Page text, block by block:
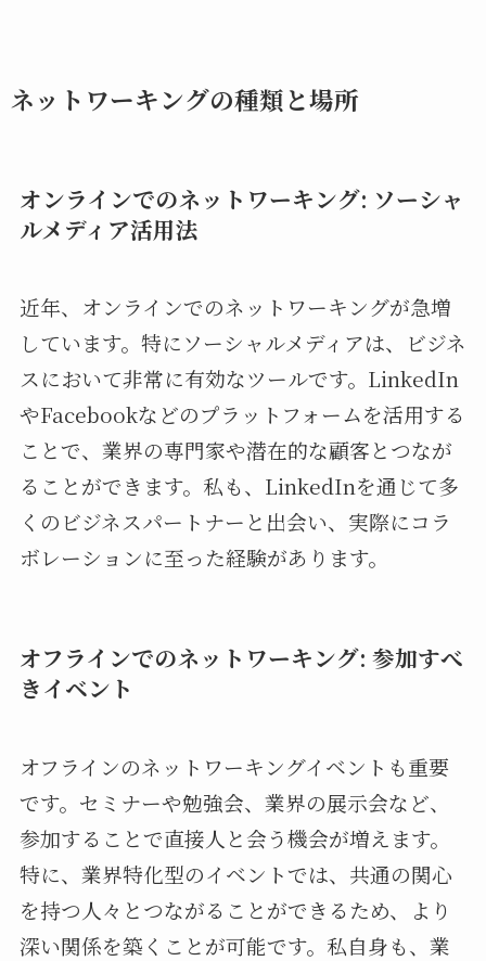
ネットワーキングの種類と場所
オンラインでのネットワーキング: ソーシャ
ルメディア活用法
近年、オンラインでのネットワーキングが急増
しています。特にソーシャルメディアは、ビジネ
スにおいて非常に有効なツールです。LinkedIn
やFacebookなどのプラットフォームを活用する
ことで、業界の専門家や潜在的な顧客とつなが
ることができます。私も、LinkedInを通じて多
くのビジネスパートナーと出会い、実際にコラ
ボレーションに至った経験があります。
オフラインでのネットワーキング: 参加すべ
きイベント
オフラインのネットワーキングイベントも重要
です。セミナーや勉強会、業界の展示会など、
参加することで直接人と会う機会が増えます。
特に、業界特化型のイベントでは、共通の関心
を持つ人々とつながることができるため、より
深い関係を築くことが可能です。私自身も、業